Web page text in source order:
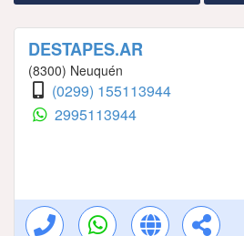
DESTAPES.AR
(8300) Neuquén
(0299) 155113944
2995113944